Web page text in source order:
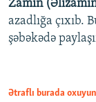
Zamin
azadlığa çıxıb.
şəbəkədə
Ətraflı burada oxuyun